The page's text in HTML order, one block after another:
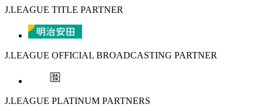
J.LEAGUE TITLE PARTNER
J.LEAGUE OFFICIAL BROADCASTING PARTNER
J.LEAGUE PLATINUM PARTNERS